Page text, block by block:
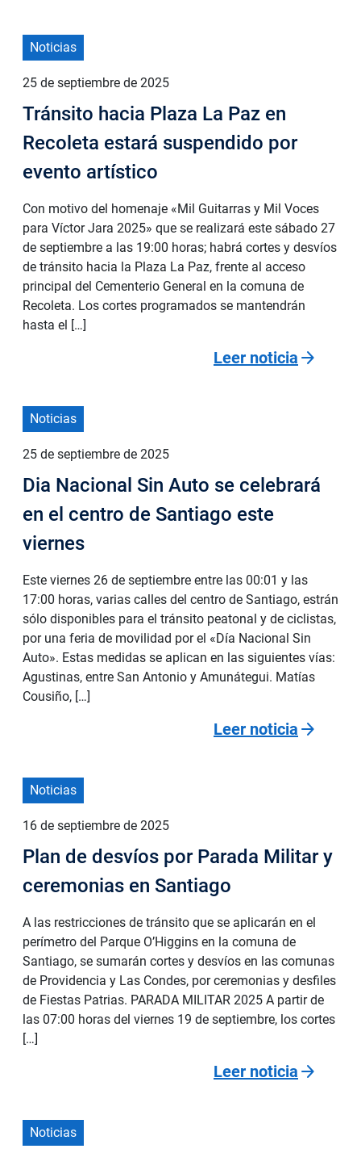
Noticias
25 de septiembre de 2025
Tránsito hacia Plaza La Paz en
Recoleta estará suspendido por
evento artístico
Con motivo del homenaje «Mil Guitarras y Mil Voces
para Víctor Jara 2025» que se realizará este sábado 27
de septiembre a las 19:00 horas; habrá cortes y desvíos
de tránsito hacia la Plaza La Paz, frente al acceso
principal del Cementerio General en la comuna de
Recoleta. Los cortes programados se mantendrán
hasta el […]
Leer noticia arrow_forward
Noticias
25 de septiembre de 2025
Dia Nacional Sin Auto se celebrará
en el centro de Santiago este
viernes
Este viernes 26 de septiembre entre las 00:01 y las
17:00 horas, varias calles del centro de Santiago, estrán
sólo disponibles para el tránsito peatonal y de ciclistas,
por una feria de movilidad por el «Día Nacional Sin
Auto». Estas medidas se aplican en las siguientes vías:
Agustinas, entre San Antonio y Amunátegui. Matías
Cousiño, […]
Leer noticia arrow_forward
Noticias
16 de septiembre de 2025
Plan de desvíos por Parada Militar y
ceremonias en Santiago
A las restricciones de tránsito que se aplicarán en el
perímetro del Parque O’Higgins en la comuna de
Santiago, se sumarán cortes y desvíos en las comunas
de Providencia y Las Condes, por ceremonias y desfiles
de Fiestas Patrias. PARADA MILITAR 2025 A partir de
las 07:00 horas del viernes 19 de septiembre, los cortes
[…]
Leer noticia arrow_forward
Noticias